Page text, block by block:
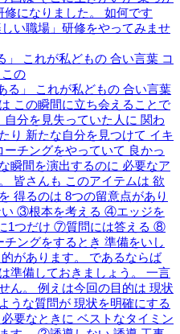
」 これが私どもの 合い言葉 コ
の